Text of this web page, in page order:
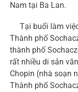
Nam tại Ba Lan.
Tại buổi làm
Thành phố
thành phố
rất nhiều di sản
Chopin (nhà soạn
Thành phố